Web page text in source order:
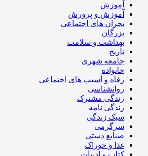
آموزش
آموزش و پرورش
بحران های اجتماعی
بزرگان
بهداشت و سلامت
تاریخ
جامعه شهری
خانواده
رفاه و آسیب های اجتماعی
روانشناسی
زندگی مشترک
زندگی نامه
سبک زندگی
سرگرمی
صنایع دستی
غذا و خوراک